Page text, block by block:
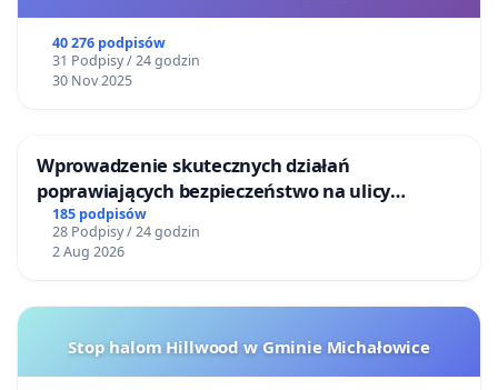
40 276 podpisów
31 Podpisy / 24 godzin
30 Nov 2025
Wprowadzenie skutecznych działań
poprawiających bezpieczeństwo na ulicy
Żeromskiego w Otwocku
185 podpisów
28 Podpisy / 24 godzin
2 Aug 2026
Stop halom Hillwood w Gminie Michałowice